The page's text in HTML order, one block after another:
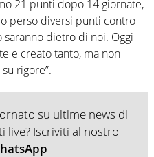
21 punti dopo 14 giornate,
perso diversi punti contro
dietro di noi. Oggi
e creato tanto, ma non
rigore”.
su ultime news di
live? Iscriviti al nostro